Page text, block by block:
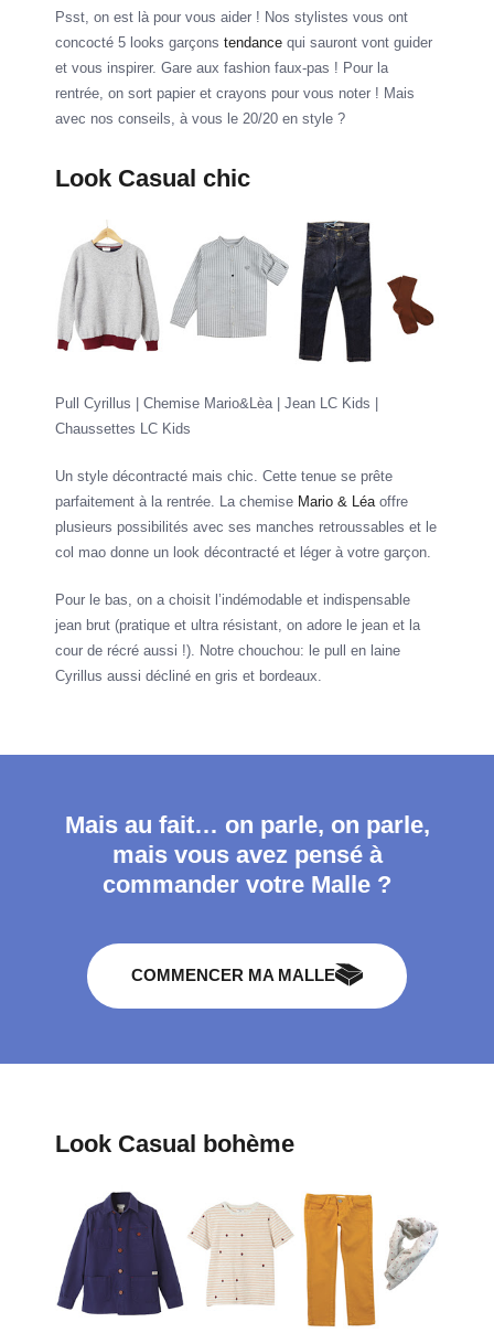
Psst, on est là pour vous aider ! Nos stylistes vous ont
concocté 5 looks garçons tendance qui sauront vont guider
et vous inspirer. Gare aux fashion faux-pas ! Pour la
rentrée, on sort papier et crayons pour vous noter ! Mais
avec nos conseils, à vous le 20/20 en style ?
Look Casual chic
Pull Cyrillus | Chemise Mario&Lèa | Jean LC Kids |
Chaussettes LC Kids
Un style décontracté mais chic. Cette tenue se prête
parfaitement à la rentrée. La chemise Mario & Léa offre
plusieurs possibilités avec ses manches retroussables et le
col mao donne un look décontracté et léger à votre garçon.
Pour le bas, on a choisit l’indémodable et indispensable
jean brut (pratique et ultra résistant, on adore le jean et la
cour de récré aussi !). Notre chouchou: le pull en laine
Cyrillus aussi décliné en gris et bordeaux.
Mais au fait… on parle, on parle,
mais vous avez pensé à
commander votre Malle ?
COMMENCER MA MALLE
Look Casual bohème